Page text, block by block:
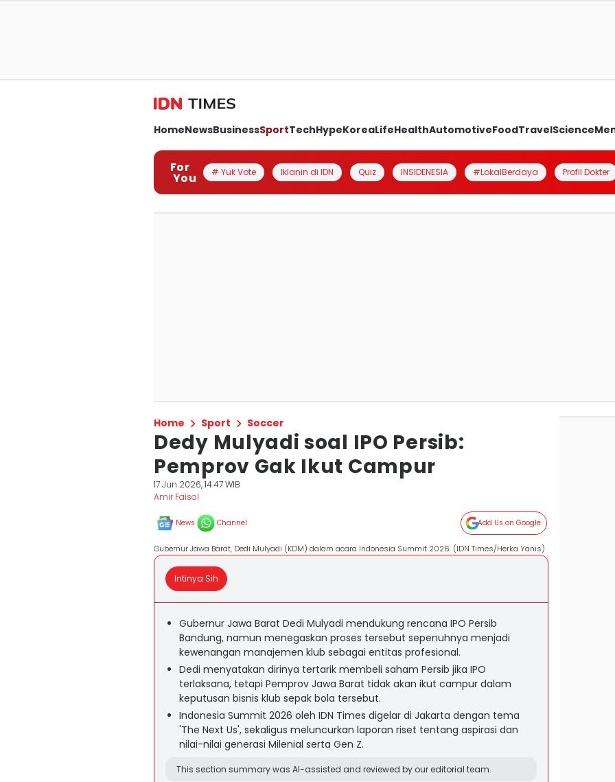
HomeNewsBusinessSportTechHypeKoreaLifeHealthAutomotiveFoodTravelScience
For
You # Yuk Vote Iklanin di IDN Quiz INSIDENESIA #LokalBerdaya Profil Dokter
Home Sport Soccer
Dedy Mulyadi soal IPO Persib:
Pemprov Gak Ikut Campur
17 Jun 2026, 14:47 WIB
Amir Faisol
News Channel Add Us on Google
Gubernur Jawa Barat, Dedi Mulyadi (KDM) dalam acara Indonesia Summit 2026. (IDN Times/Herka Yanis)
Intinya Sih
Gubernur Jawa Barat Dedi Mulyadi mendukung rencana IPO Persib
Bandung, namun menegaskan proses tersebut sepenuhnya menjadi
kewenangan manajemen klub sebagai entitas profesional.
Dedi menyatakan dirinya tertarik membeli saham Persib jika IPO
terlaksana, tetapi Pemprov Jawa Barat tidak akan ikut campur dalam
keputusan bisnis klub sepak bola tersebut.
Indonesia Summit 2026 oleh IDN Times digelar di Jakarta dengan tema
'The Next Us', sekaligus meluncurkan laporan riset tentang aspirasi dan
nilai-nilai generasi Milenial serta Gen Z.
This section summary was AI-assisted and reviewed by our editorial team.